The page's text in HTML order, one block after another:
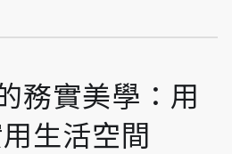
務實美學：用
生活空間